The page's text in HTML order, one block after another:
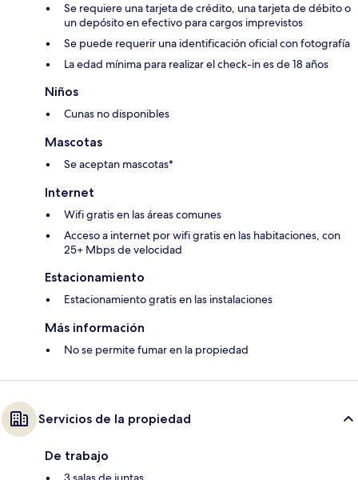
Se requiere una tarjeta de crédito, una tarjeta de débito o
un depósito en efectivo para cargos imprevistos
Se puede requerir una identificación oficial con fotografía
La edad mínima para realizar el check-in es de 18 años
Niños
Cunas no disponibles
Mascotas
Se aceptan mascotas*
Internet
Wifi gratis en las áreas comunes
Acceso a internet por wifi gratis en las habitaciones, con
25+ Mbps de velocidad
Estacionamiento
Estacionamiento gratis en las instalaciones
Más información
No se permite fumar en la propiedad
Servicios de la propiedad
De trabajo